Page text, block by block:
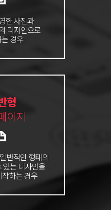
한 사진과
디자인으로
경우
형
이지
반적인 형태의
있는 디자인을
하는 경우